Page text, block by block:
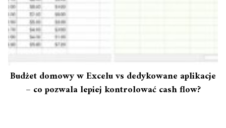
Budżet domowy w Excelu vs dedykowane aplikacje
– co pozwala lepiej kontrolować cash flow?